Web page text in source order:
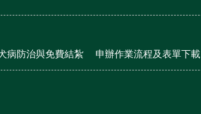
病防治與免費結紮 申辦作業流程及表單下載